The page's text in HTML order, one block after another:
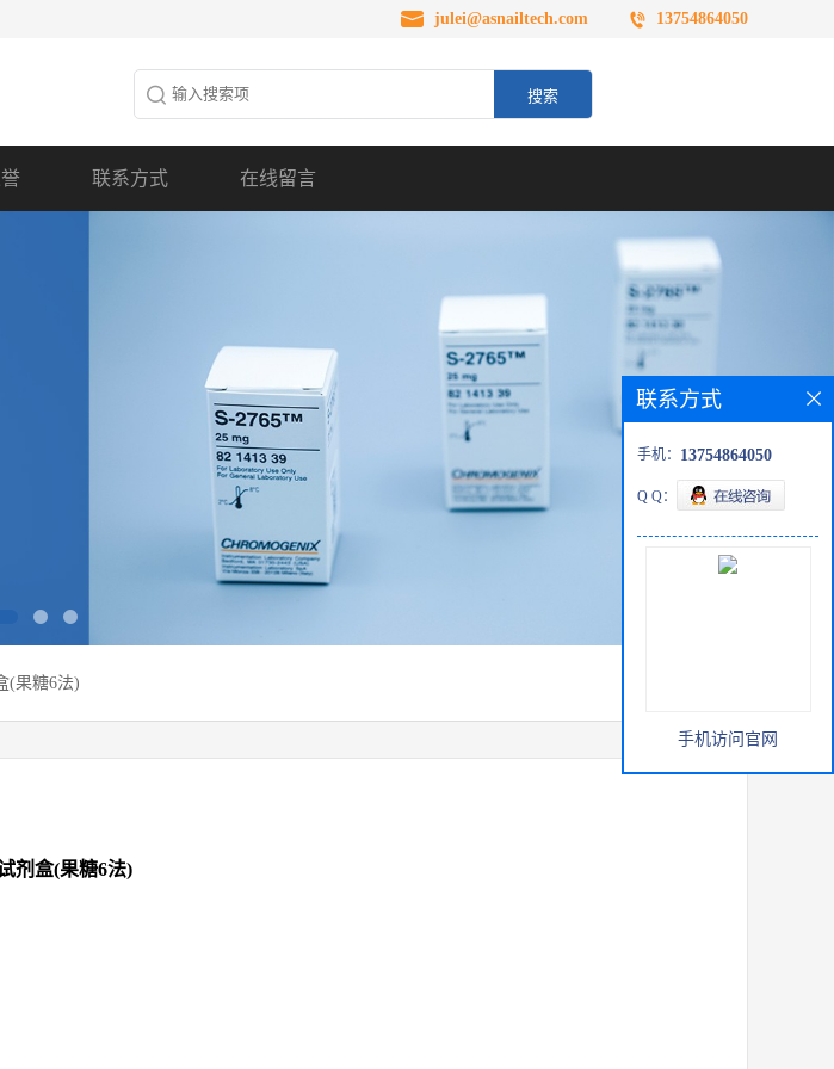
julei@asnailtech.com 13754864050
联系方式 在线留言
(果糖6法)
剂盒(果糖6法)
联系方式
手机： 13754864050
Q Q：
手机访问官网